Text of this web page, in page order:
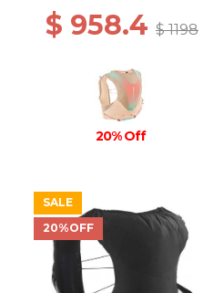
$ 958.4 $ 1198
20% Off
SALE
20%OFF